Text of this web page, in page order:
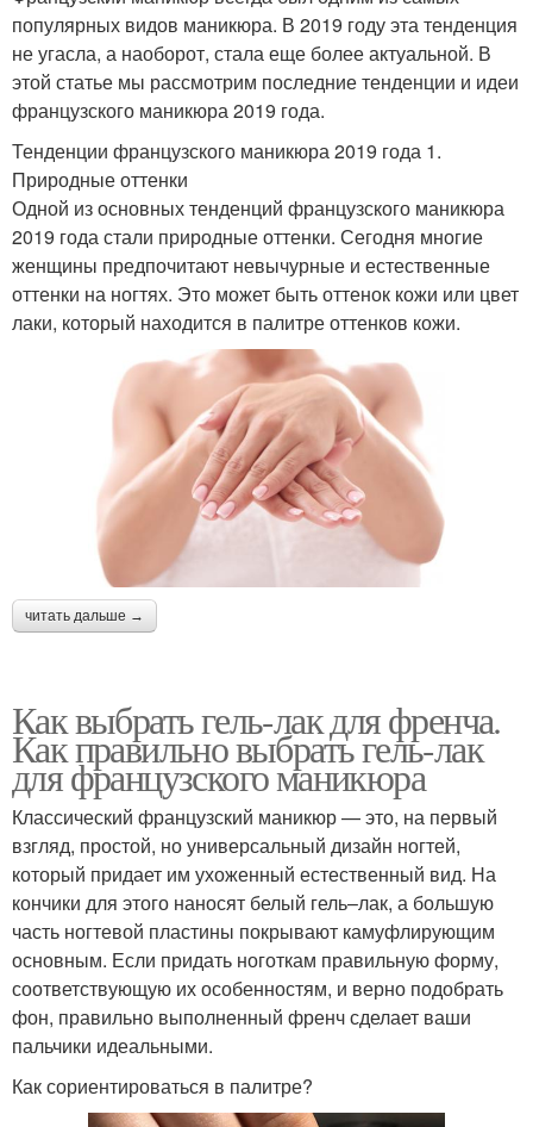
популярных видов маникюра. В 2019 году эта тенденция
не угасла, а наоборот, стала еще более актуальной. В
этой статье мы рассмотрим последние тенденции и идеи
французского маникюра 2019 года.
Тенденции французского маникюра 2019 года 1.
Природные оттенки
Одной из основных тенденций французского маникюра
2019 года стали природные оттенки. Сегодня многие
женщины предпочитают невычурные и естественные
оттенки на ногтях. Это может быть оттенок кожи или цвет
лаки, который находится в палитре оттенков кожи.
читать дальше →
Как выбрать гель-лак для френча.
Как правильно выбрать гель-лак
для французского маникюра
Классический французский маникюр — это, на первый
взгляд, простой, но универсальный дизайн ногтей,
который придает им ухоженный естественный вид. На
кончики для этого наносят белый гель–лак, а большую
часть ногтевой пластины покрывают камуфлирующим
основным. Если придать ноготкам правильную форму,
соответствующую их особенностям, и верно подобрать
фон, правильно выполненный френч сделает ваши
пальчики идеальными.
Как сориентироваться в палитре?